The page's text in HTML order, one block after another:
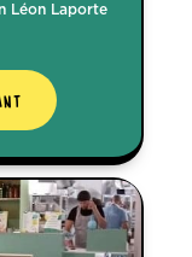
Léon Laporte